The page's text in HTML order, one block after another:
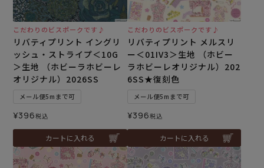
こだわりのビスポークです♪
リバティプリント イングリ
ッシュ・ストライプ＜10G
＞生地 （ホビーラホビーレ
オリジナル）2026SS
メール便5mまで可
¥396税込
カートに入れる
こだわりのビスポークです♪
リバティプリント メルスリ
ー＜01IV3＞生地 （ホビー
ラホビーレオリジナル）202
6SS★復刻色
メール便5mまで可
¥396税込
カートに入れる